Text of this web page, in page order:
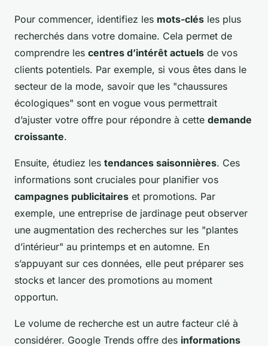
Pour commencer, identifiez les mots-clés les plus
recherchés dans votre domaine. Cela permet de
comprendre les centres d’intérêt actuels de vos
clients potentiels. Par exemple, si vous êtes dans le
secteur de la mode, savoir que les "chaussures
écologiques" sont en vogue vous permettrait
d’ajuster votre offre pour répondre à cette demande
croissante.
Ensuite, étudiez les tendances saisonnières. Ces
informations sont cruciales pour planifier vos
campagnes publicitaires et promotions. Par
exemple, une entreprise de jardinage peut observer
une augmentation des recherches sur les "plantes
d’intérieur" au printemps et en automne. En
s’appuyant sur ces données, elle peut préparer ses
stocks et lancer des promotions au moment
opportun.
Le volume de recherche est un autre facteur clé à
considérer. Google Trends offre des informations